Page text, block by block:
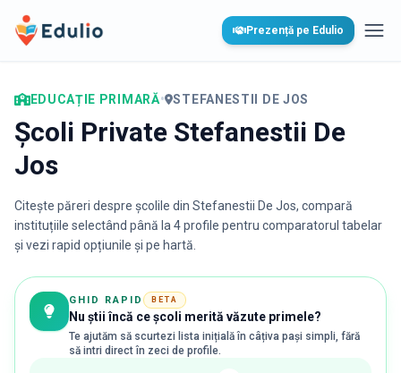
Edulio Prezență pe Edulio
EDUCAȚIE PRIMARĂ• STEFANESTII DE JOS
Școli Private Stefanestii De
Jos
Citește păreri despre școlile din Stefanestii De Jos, compară
instituțiile selectând până la 4 profile pentru comparatorul tabelar
și vezi rapid opțiunile și pe hartă.
GHID RAPID BETA
Nu știi încă ce școli merită văzute primele?
Te ajutăm să scurtezi lista inițială în câțiva pași simpli, fără
să intri direct în zeci de profile.